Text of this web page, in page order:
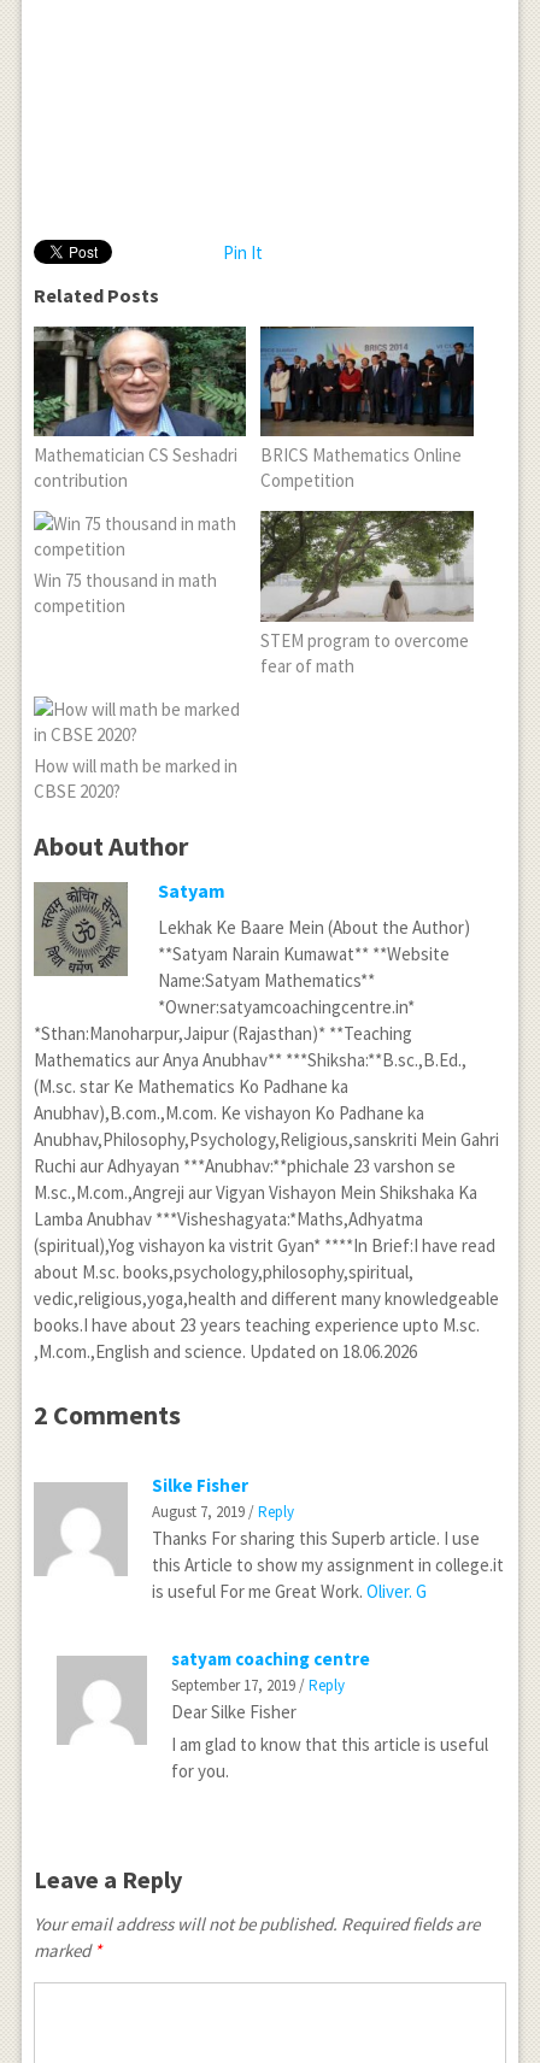
Pin It
Related Posts
Mathematician CS Seshadri
contribution
BRICS Mathematics Online
Competition
Win 75 thousand in math
competition
STEM program to overcome
fear of math
How will math be marked in
CBSE 2020?
About Author
Satyam
Lekhak Ke Baare Mein (About the Author)
**Satyam Narain Kumawat** **Website
Name:Satyam Mathematics**
*Owner:satyamcoachingcentre.in*
*Sthan:Manoharpur,Jaipur (Rajasthan)* **Teaching
Mathematics aur Anya Anubhav** ***Shiksha:**B.sc.,B.Ed.,
(M.sc. star Ke Mathematics Ko Padhane ka
Anubhav),B.com.,M.com. Ke vishayon Ko Padhane ka
Anubhav,Philosophy,Psychology,Religious,sanskriti Mein Gahri
Ruchi aur Adhyayan ***Anubhav:**phichale 23 varshon se
M.sc.,M.com.,Angreji aur Vigyan Vishayon Mein Shikshaka Ka
Lamba Anubhav ***Visheshagyata:*Maths,Adhyatma
(spiritual),Yog vishayon ka vistrit Gyan* ****In Brief:I have read
about M.sc. books,psychology,philosophy,spiritual,
vedic,religious,yoga,health and different many knowledgeable
books.I have about 23 years teaching experience upto M.sc.
,M.com.,English and science. Updated on 18.06.2026
2 Comments
Silke Fisher
August 7, 2019 /Reply
Thanks For sharing this Superb article. I use
this Article to show my assignment in college.it
is useful For me Great Work.Oliver. G
satyam coaching centre
September 17, 2019 /Reply
Dear Silke Fisher
I am glad to know that this article is useful
for you.
Leave a Reply
Your email address will not be published. Required fields are
marked *